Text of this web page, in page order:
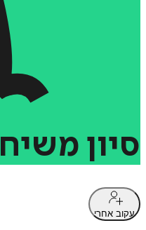
סיון משיח
עקוב אחרי